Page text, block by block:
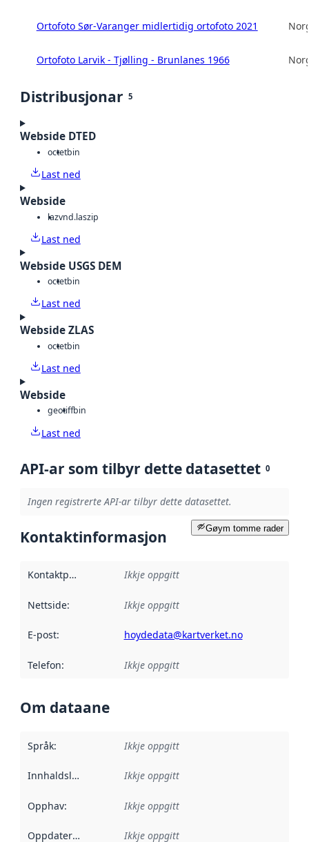
Ortofoto Sør-Varanger midlertidig ortofoto 2021
Ortofoto Larvik - Tjølling - Brunlanes 1966
Distribusjonar 5
Webside DTED
octetbin
Last ned
Webside
lazvnd.laszip
Last ned
Webside USGS DEM
octetbin
Last ned
Webside ZLAS
octetbin
Last ned
Webside
geotiffbin
Last ned
API-ar som tilbyr dette datasettet 0
Ingen registrerte API-ar tilbyr dette datasettet.
Gøym tomme rader
Kontaktinformasjon
Kontaktpunkt Ikkje oppgitt
Nettside: Ikkje oppgitt
E-post: hoydedata@kartverket.no
Telefon: Ikkje oppgitt
Om dataane
Språk: Ikkje oppgitt
Innhaldsleverandørar :
Ikkje oppgitt
Opphav: Ikkje oppgitt
Oppdateringsfrekvens :
Ikkje oppgitt